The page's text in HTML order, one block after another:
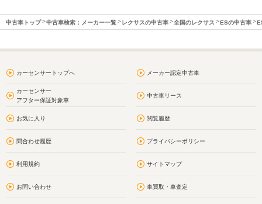
中古車トップ 中古車検索：メーカー一覧 レクサスの中古車 全国のレクサス ESの中古車
カーセンサートップへ メーカー認定中古車
カーセンサー
アフター保証対象車
中古車リース
お気に入り 閲覧履歴
問合わせ履歴 プライバシーポリシー
利用規約 サイトマップ
お問い合わせ 車買取・車査定